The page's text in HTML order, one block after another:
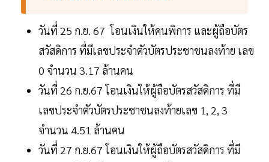
วันที่ 25 ก.ย. 67 โอนเงินให้คนพิการ และผู้ถือบัตร
สวัสดิการ ที่มีเลขประจำตัวบัตรประชาชนลงท้าย เลข
0 จำนวน 3.17 ล้านคน
วันที่ 26 ก.ย.67 โอนเงินให้ผู้ถือบัตรสวัสดิการ ที่มี
เลขประจำตัวบัตรประชาชนลงท้ายเลข 1, 2, 3
จำนวน 4.51 ล้านคน
วันที่ 27 ก.ย.67 โอนเงินให้ผู้ถือบัตรสวัสดิการ ที่มี